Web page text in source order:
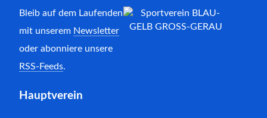
Bleib auf dem Laufenden
mit unserem Newsletter
oder abonniere unsere
RSS-Feeds.
Hauptverein